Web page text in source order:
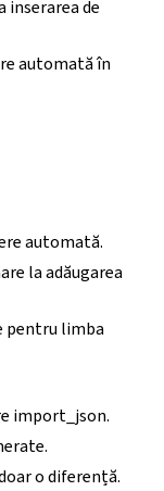
de
automată în
automată.
la adăugarea
pentru limba
import_json.
o diferență.